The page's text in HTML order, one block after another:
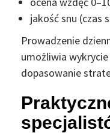
jakość snu (czas
Prowadzenie
umożliwia
dopasowanie